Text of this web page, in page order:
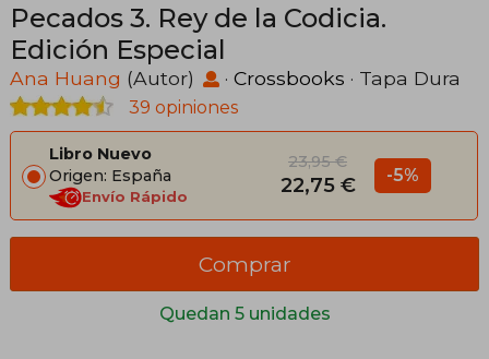
Pecados 3. Rey de la Codicia.
Edición Especial
Ana Huang (Autor) · Crossbooks · Tapa Dura
39 opiniones
Libro Nuevo
Origen: España
Envío Rápido
23,95 €
22,75 € -5%
Quedan 5 unidades
Comprar